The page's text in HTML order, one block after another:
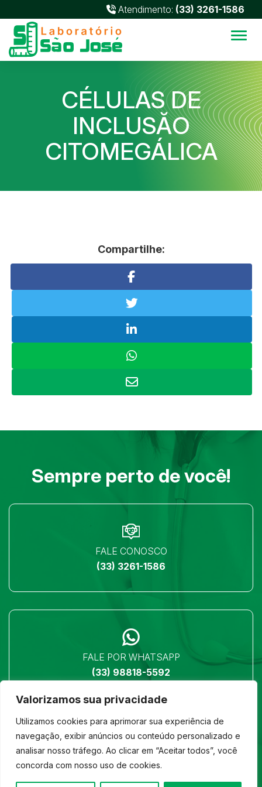
Valorizamos sua privacidade
Utilizamos cookies para aprimorar sua experiência de
navegação, exibir anúncios ou conteúdo personalizado e
analisar nosso tráfego. Ao clicar em “Aceitar todos”, você
concorda com nosso uso de cookies.
Atendimento: (33) 3261-1586
CÉLULAS DE
INCLUSĂO
CITOMEGÁLICA
Compartilhe:
Sempre perto de você!
FALE CONOSCO
(33) 3261-1586
FALE POR WHATSAPP
(33) 98818-5592
LOCALIZAÇÃO